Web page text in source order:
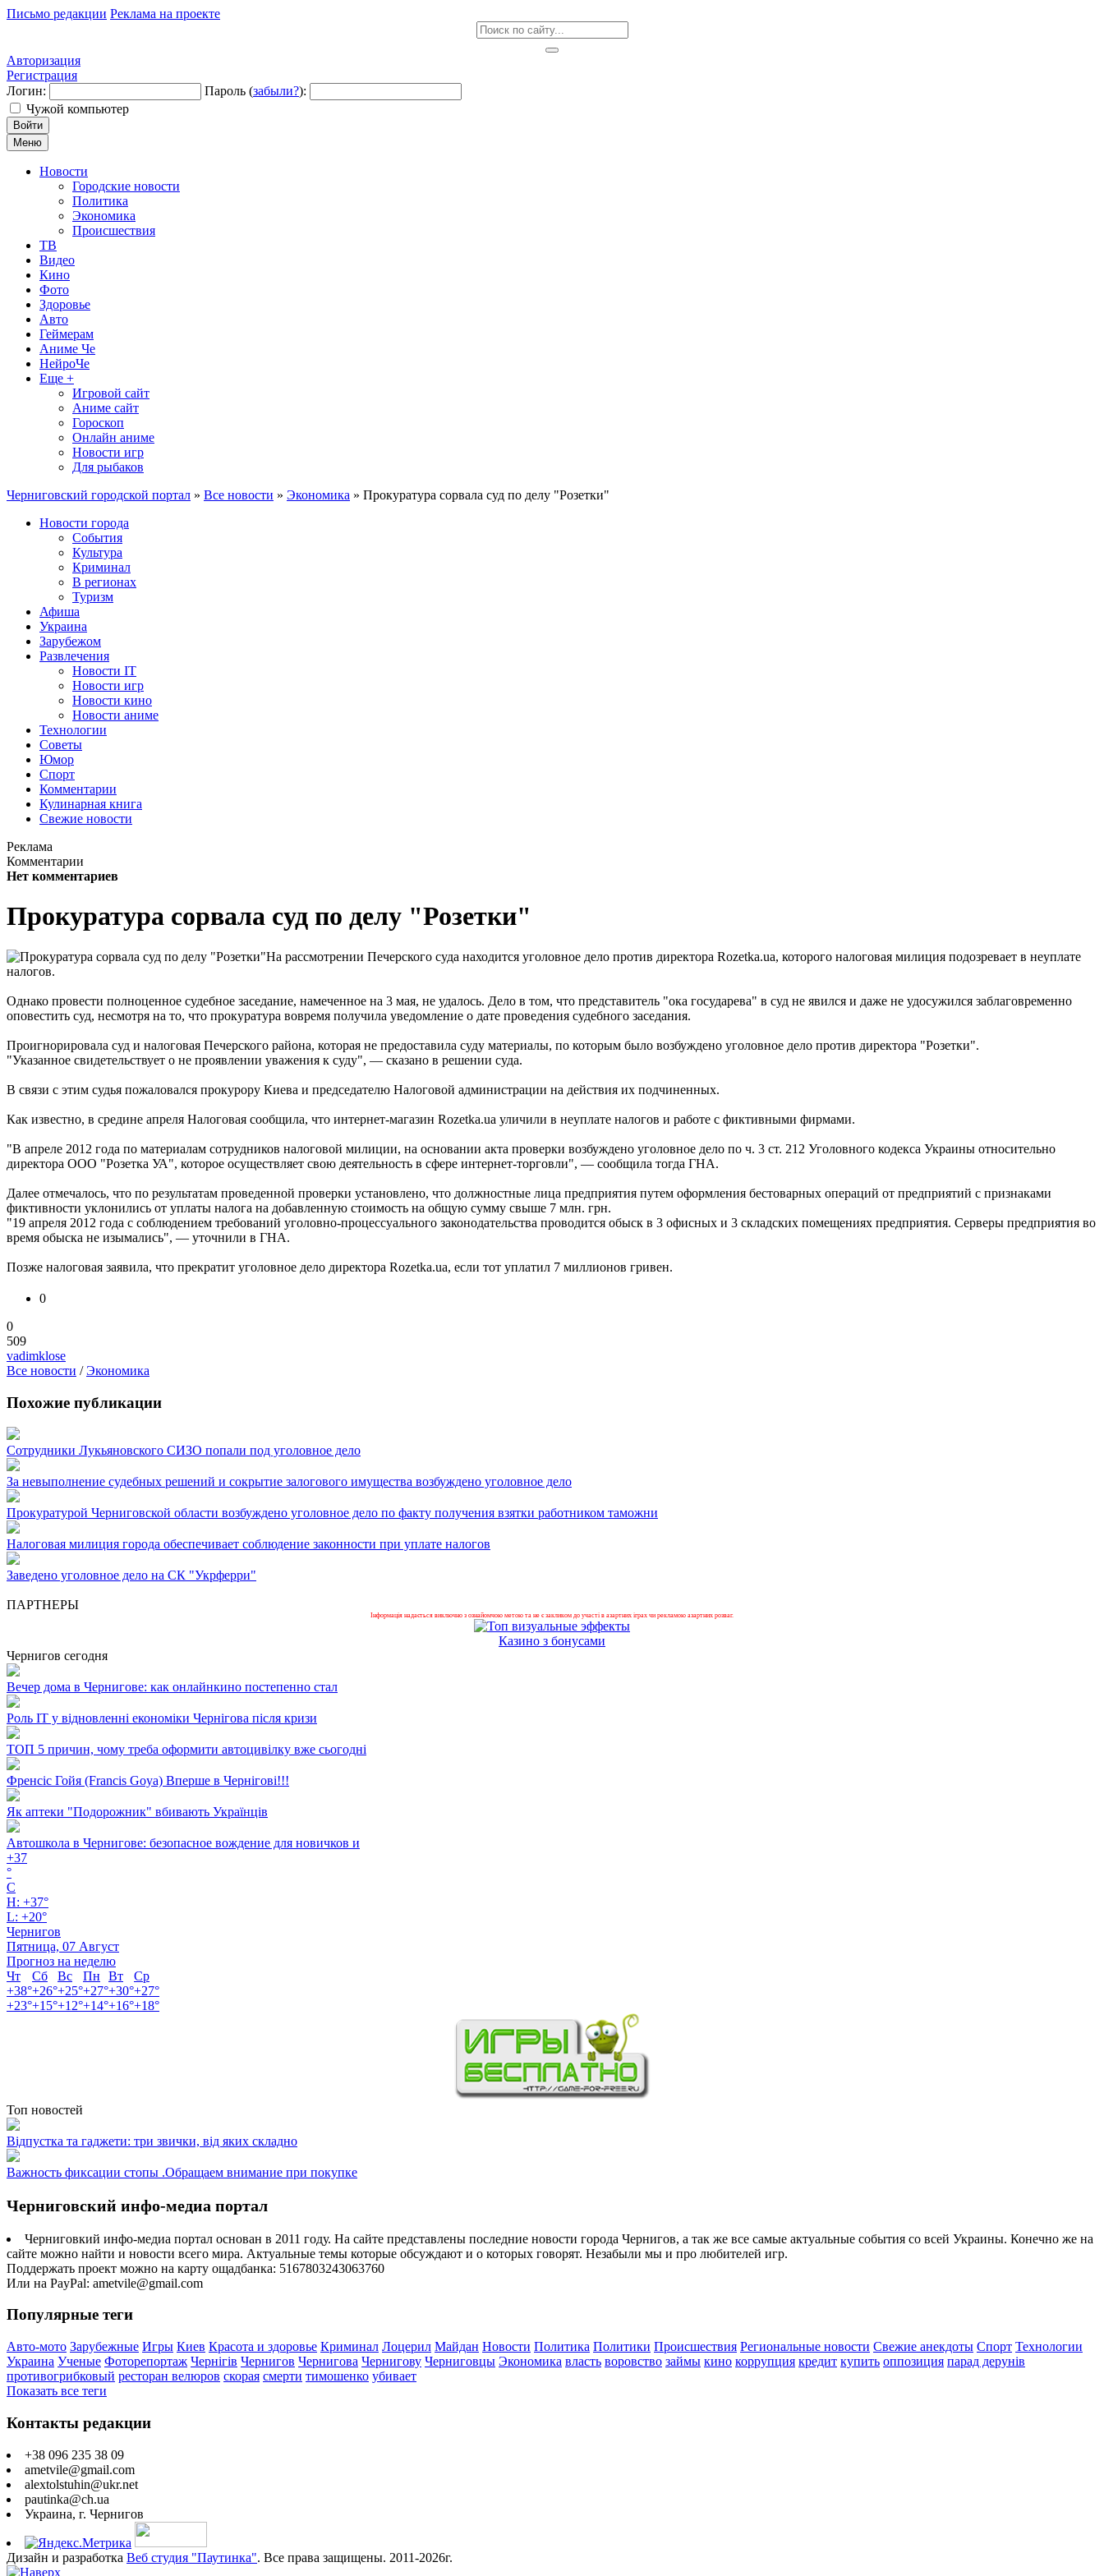
Письмо редакции Реклама на проекте
Авторизация
Регистрация
Логин:
Пароль (забыли?):
Чужой компьютер
Войти
Меню
Новости
Городские новости
Политика
Экономика
Происшествия
ТВ
Видео
Кино
Фото
Здоровье
Авто
Геймерам
Аниме Че
НейроЧе
Еще +
Игровой сайт
Аниме сайт
Гороскоп
Онлайн аниме
Новости игр
Для рыбаков
Черниговский городской портал » Все новости » Экономика » Прокуратура сорвала суд по делу "Розетки"
Новости города
События
Культура
Криминал
В регионах
Туризм
Афиша
Украина
Зарубежом
Развлечения
Новости IT
Новости игр
Новости кино
Новости аниме
Технологии
Советы
Юмор
Спорт
Комментарии
Кулинарная книга
Свежие новости
Реклама
Комментарии
Нет комментариев
Прокуратура сорвала суд по делу "Розетки"
На рассмотрении Печерского суда находится уголовное дело против директора Rozetka.ua, которого налоговая милиция подозревает в неуплате
налогов.
Однако провести полноценное судебное заседание, намеченное на 3 мая, не удалось. Дело в том, что представитель "ока государева" в суд не явился и даже не удосужился заблаговременно
оповестить суд, несмотря на то, что прокуратура вовремя получила уведомление о дате проведения судебного заседания.
Проигнорировала суд и налоговая Печерского района, которая не предоставила суду материалы, по которым было возбуждено уголовное дело против директора "Розетки".
"Указанное свидетельствует о не проявлении уважения к суду", — сказано в решении суда.
В связи с этим судья пожаловался прокурору Киева и председателю Налоговой администрации на действия их подчиненных.
Как известно, в средине апреля Налоговая сообщила, что интернет-магазин Rozetka.ua уличили в неуплате налогов и работе с фиктивными фирмами.
"В апреле 2012 года по материалам сотрудников налоговой милиции, на основании акта проверки возбуждено уголовное дело по ч. 3 ст. 212 Уголовного кодекса Украины относительно
директора ООО "Розетка УА", которое осуществляет свою деятельность в сфере интернет-торговли", — сообщила тогда ГНА.
Далее отмечалось, что по результатам проведенной проверки установлено, что должностные лица предприятия путем оформления бестоварных операций от предприятий с признаками
фиктивности уклонились от уплаты налога на добавленную стоимость на общую сумму свыше 7 млн. грн.
"19 апреля 2012 года с соблюдением требований уголовно-процессуального законодательства проводится обыск в 3 офисных и 3 складских помещениях предприятия. Серверы предприятия во
время обыска не изымались", — уточнили в ГНА.
Позже налоговая заявила, что прекратит уголовное дело директора Rozetka.ua, если тот уплатил 7 миллионов гривен.
0
0
509
vadimklose
Все новости /Экономика
Похожие публикации
Сотрудники Лукьяновского СИЗО попали под уголовное дело
За невыполнение судебных решений и сокрытие залогового имущества возбуждено уголовное дело
Прокуратурой Черниговской области возбуждено уголовное дело по факту получения взятки работником таможни
Налоговая милиция города обеспечивает соблюдение законности при уплате налогов
Заведено уголовное дело на СК "Укрферри"
ПАРТНЕРЫ
Інформація надається виключно з ознайомчою метою та не є закликом до участі в азартних іграх чи рекламою азартних розваг.
Казино з бонусами
Чернигов сегодня
Вечер дома в Чернигове: как онлайнкино постепенно стал
Роль ІТ у відновленні економіки Чернігова після кризи
ТОП 5 причин, чому треба оформити автоцивілку вже сьогодні
Френсіс Гойя (Francis Goya) Вперше в Чернігові!!!
Як аптеки "Подорожник" вбивають Українців
Автошкола в Чернигове: безопасное вождение для новичков и
+37
°
C
H: +37°
L: +20°
Чернигов
Пятница, 07 Август
Прогноз на неделю
Чт
Сб Вс Пн Вт
Ср
+38°+26°+25°+27°+30°+27°
+23°+15°+12°+14°+16°+18°
Топ новостей
Відпустка та гаджети: три звички, від яких складно
Важность фиксации стопы .Обращаем внимание при покупке
Черниговский инфо-медиа портал
Черниговкий инфо-медиа портал основан в 2011 году. На сайте представлены последние новости города Чернигов, а так же все самые актуальные события со всей Украины. Конечно же на
сайте можно найти и новости всего мира. Актуальные темы которые обсуждают и о которых говорят. Незабыли мы и про любителей игр.
Поддержать проект можно на карту ощадбанка: 5167803243063760
Или на PayPal: ametvile@gmail.com
Популярные теги
Авто-мото Зарубежные Игры Киев Красота и здоровье Криминал Лоцерил Майдан Новости Политика Политики Происшествия Региональные новости Свежие анекдоты Спорт Технологии
Украина Ученые Фоторепортаж Чернігів Чернигов Чернигова Чернигову Черниговцы Экономика власть воровство займы кино коррупция кредит купить оппозиция парад дерунів
противогрибковый ресторан велюров скорая смерти тимошенко убивает
Показать все теги
Контакты редакции
+38 096 235 38 09
ametvile@gmail.com
alextolstuhin@ukr.net
pautinka@ch.ua
Украина, г. Чернигов
Дизайн и разработка Веб студия "Паутинка". Все права защищены. 2011-2026г.